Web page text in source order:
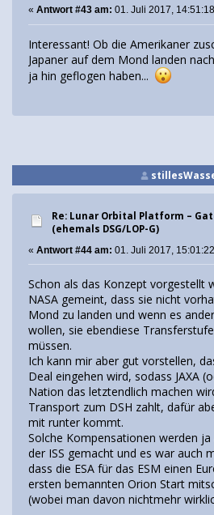
« Antwort #43 am: 01. Juli 2017,
Interessant! Ob die Amerikaner
Japaner auf dem Mond landen
ja hin geflogen haben...
Re: Lunar Orbital Platform –
(ehemals DSG/LOP-G)
« Antwort #44 am: 01. Juli 2017,
Schon als das Konzept vorgestellt
NASA gemeint, dass sie nicht
Mond zu landen und wenn es
wollen, sie ebendiese
müssen.
Ich kann mir aber gut vorstellen,
Deal eingehen wird, sodass JAXA
Nation das letztendlich machen
Transport zum DSH zahlt, dafür
mit runter kommt.
Solche Kompensationen werden
der ISS gemacht und es war auch
dass die ESA für das ESM einen
ersten bemannten Orion Start
(wobei man davon nichtmehr